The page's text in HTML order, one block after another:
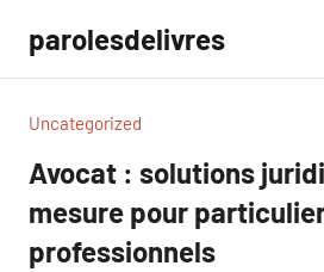
contenu
parolesdelivres
Uncategorized
Avocat : solutions
mesure pour
professionnels